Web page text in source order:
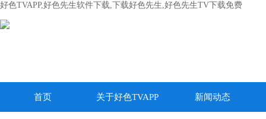
好色TVAPP,好色先生软件下载,下载好色先生,好色先生TV下载免费
首页 关于好色TVAPP 新闻动态